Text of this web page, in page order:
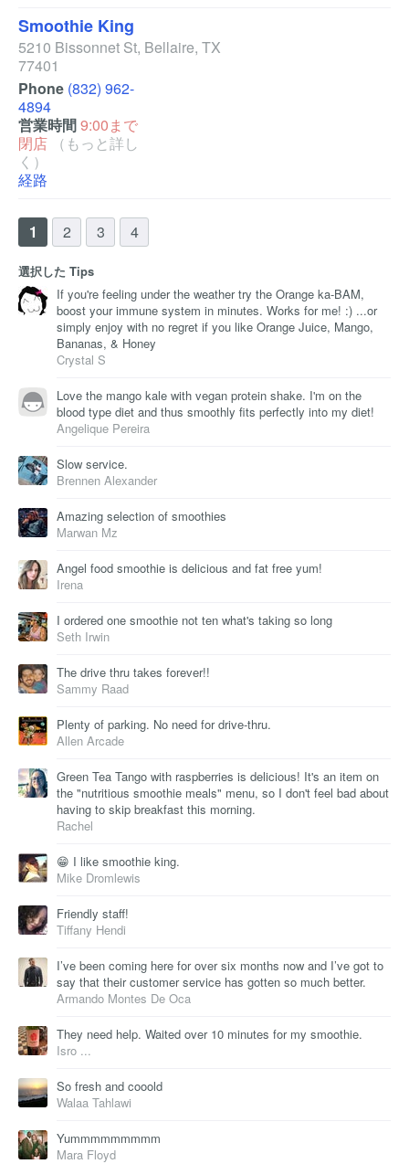
Smoothie King
5210 Bissonnet St, Bellaire, TX
77401
Phone (832) 962-
4894
営業時間9:00まで
閉店
（もっと詳し
く）
経路
1 2 3 4
選択した Tips
If you're feeling under the weather try the Orange ka-BAM,
boost your immune system in minutes. Works for me! :) ...or
simply enjoy with no regret if you like Orange Juice, Mango,
Bananas, & Honey
Crystal S
Love the mango kale with vegan protein shake. I'm on the
blood type diet and thus smoothly fits perfectly into my diet!
Angelique Pereira
Slow service.
Brennen Alexander
Amazing selection of smoothies
Marwan Mz
Angel food smoothie is delicious and fat free yum!
Irena
I ordered one smoothie not ten what's taking so long
Seth Irwin
The drive thru takes forever!!
Sammy Raad
Plenty of parking. No need for drive-thru.
Allen Arcade
Green Tea Tango with raspberries is delicious! It's an item on
the "nutritious smoothie meals" menu, so I don't feel bad about
having to skip breakfast this morning.
Rachel
😁 I like smoothie king.
Mike Dromlewis
Friendly staff!
Tiffany Hendi
I’ve been coming here for over six months now and I’ve got to
say that their customer service has gotten so much better.
Armando Montes De Oca
They need help. Waited over 10 minutes for my smoothie.
Isro ...
So fresh and cooold
Walaa Tahlawi
Yummmmmmmmm
Mara Floyd